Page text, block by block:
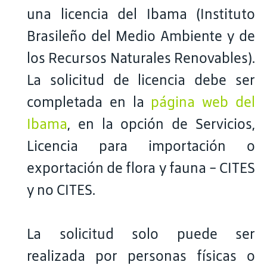
una licencia del Ibama (Instituto
Brasileño del Medio Ambiente y de
los Recursos Naturales Renovables).
La solicitud de licencia debe ser
completada en la página web del
Ibama, en la opción de Servicios,
Licencia para importación o
exportación de flora y fauna - CITES
y no CITES.
La solicitud solo puede ser
realizada por personas físicas o